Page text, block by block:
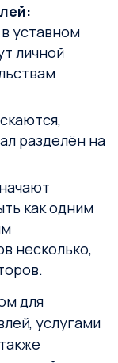
уставном
личной
разделён на
как одним
несколько,
для
услугами